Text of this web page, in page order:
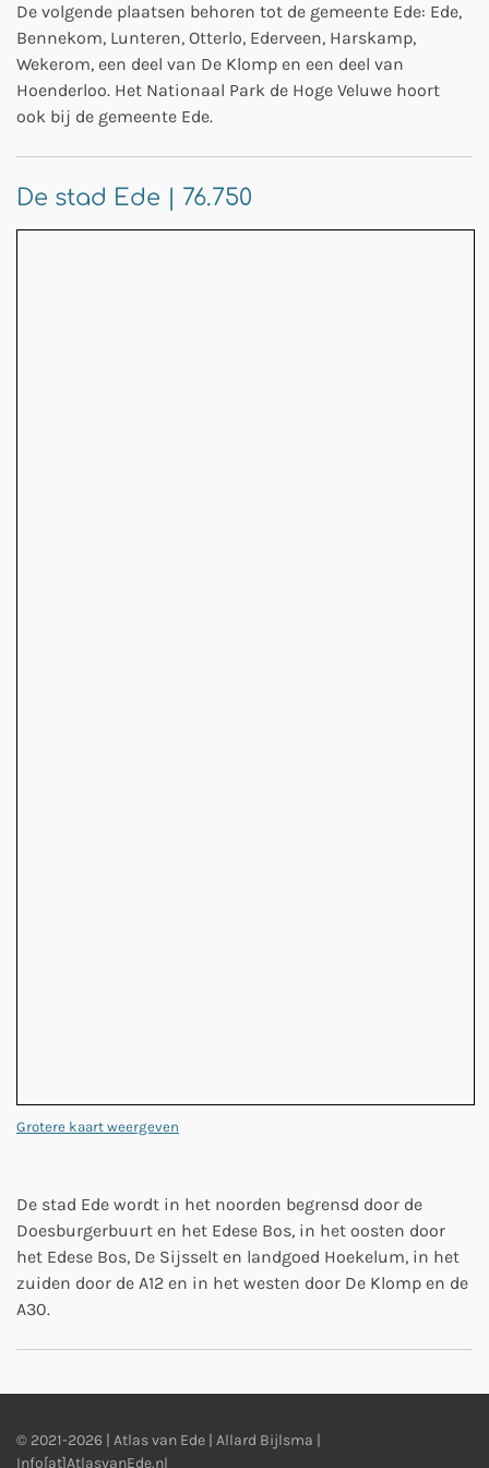
De volgende plaatsen behoren tot de gemeente Ede: Ede,
Bennekom, Lunteren, Otterlo, Ederveen, Harskamp,
Wekerom, een deel van De Klomp en een deel van
Hoenderloo. Het Nationaal Park de Hoge Veluwe hoort
ook bij de gemeente Ede.
De stad Ede | 76.750
Grotere kaart weergeven
De stad Ede wordt in het noorden begrensd door de
Doesburgerbuurt en het Edese Bos, in het oosten door
het Edese Bos, De Sijsselt en landgoed Hoekelum, in het
zuiden door de A12 en in het westen door De Klomp en de
A30.
© 2021-2026 | Atlas van Ede | Allard Bijlsma |
Info[at]AtlasvanEde.nl